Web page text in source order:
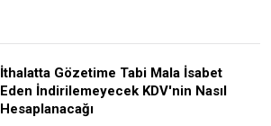
İthalatta Gözetime Tabi Mala İsabet
Eden İndirilemeyecek KDV'nin Nasıl
Hesaplanacağı